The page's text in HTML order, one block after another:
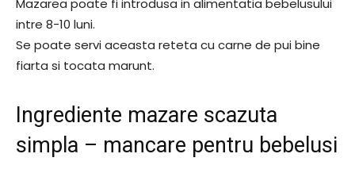
Mazarea poate fi introdusa in alimentatia bebelusului
intre 8-10 luni.
Se poate servi aceasta reteta cu carne de pui bine
fiarta si tocata marunt.
Ingrediente mazare scazuta
simpla – mancare pentru bebelusi